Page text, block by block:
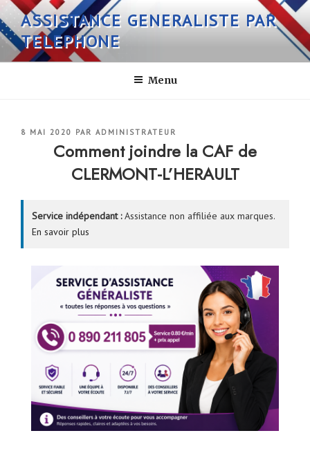
Aller
au
contenu
principal
ASSISTANCE GENERALISTE PAR
TELEPHONE
Menu
PUBLIÉ
8 MAI 2020 PAR ADMINISTRATEUR
Comment joindre la CAF de
CLERMONT-L’HERAULT
Service indépendant :Assistance non affiliée aux marques.
En savoir plus